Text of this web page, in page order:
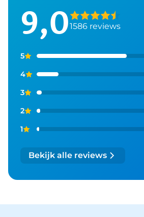
9,01586 reviews
5
4
3
2
1
Bekijk alle reviews